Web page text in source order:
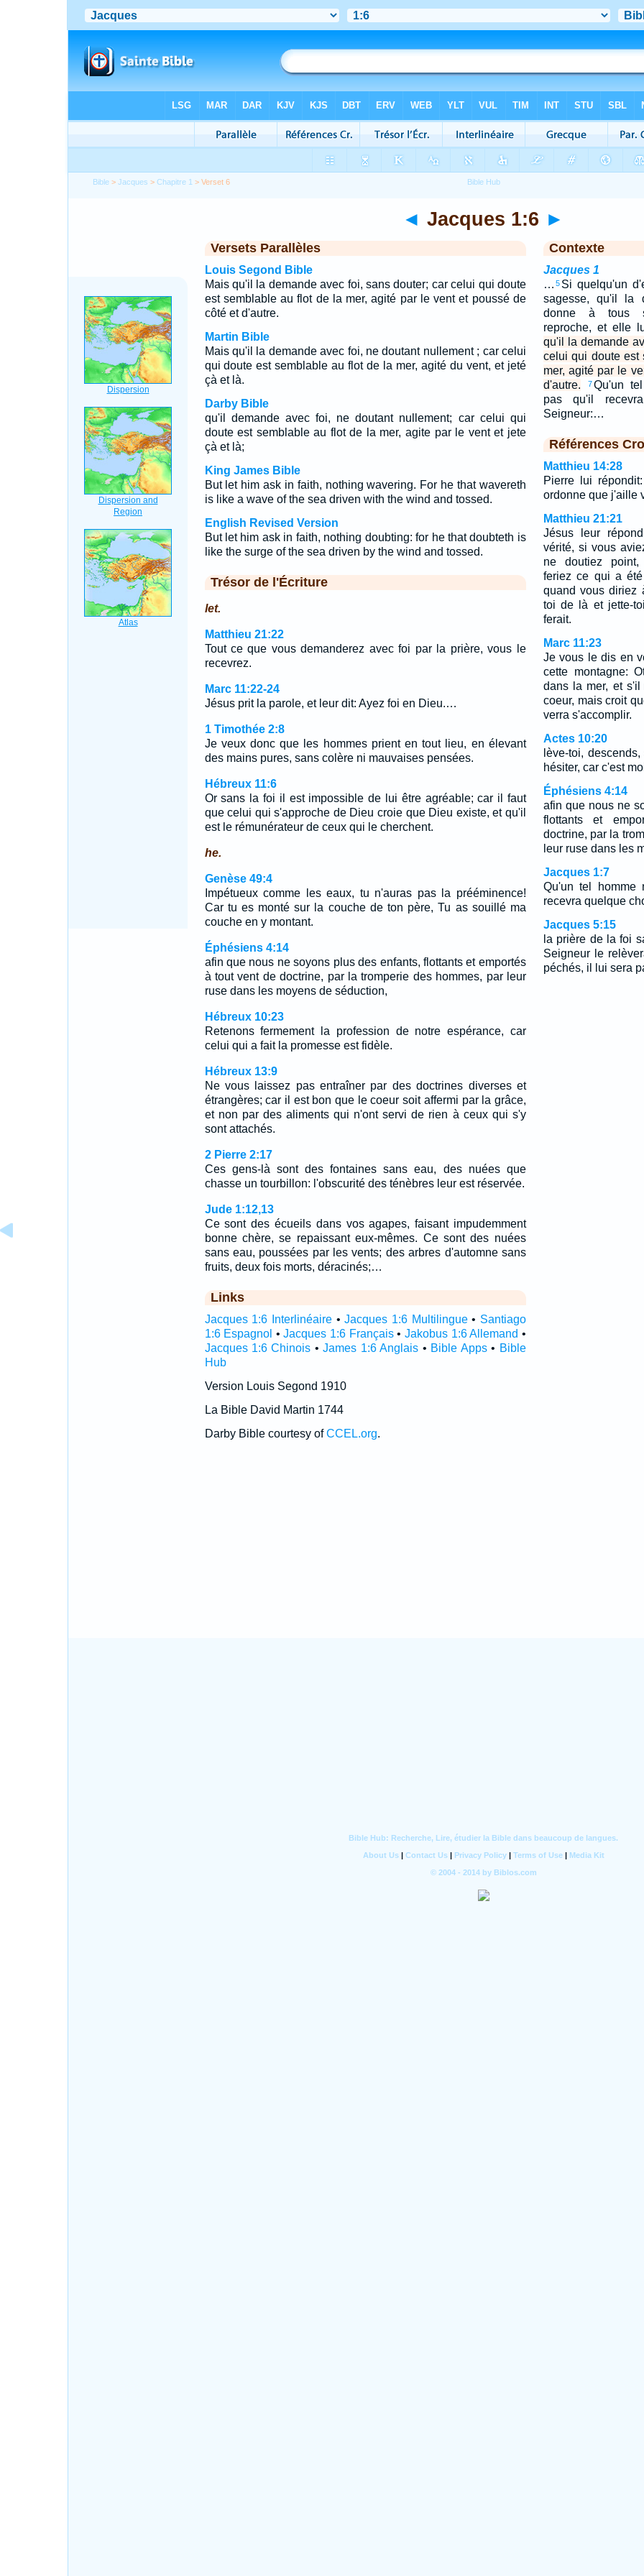
Bible >Jacques >Chapitre 1 > Verset 6
◄ Jacques 1:6 ►
Versets Parallèles
Louis Segond Bible
Mais qu'il la demande avec foi, sans douter; car celui qui doute
est semblable au flot de la mer, agité par le vent et poussé de
côté et d'autre.
Martin Bible
Mais qu'il la demande avec foi, ne doutant nullement ; car celui
qui doute est semblable au flot de la mer, agité du vent, et jeté
çà et là.
Darby Bible
qu'il demande avec foi, ne doutant nullement; car celui qui
doute est semblable au flot de la mer, agite par le vent et jete
çà et là;
King James Bible
But let him ask in faith, nothing wavering. For he that wavereth
is like a wave of the sea driven with the wind and tossed.
English Revised Version
But let him ask in faith, nothing doubting: for he that doubteth is
like the surge of the sea driven by the wind and tossed.
Trésor de l'Écriture
let.
Matthieu 21:22
Tout ce que vous demanderez avec foi par la prière, vous le
recevrez.
Marc 11:22-24
Jésus prit la parole, et leur dit: Ayez foi en Dieu.…
1 Timothée 2:8
Je veux donc que les hommes prient en tout lieu, en élevant
des mains pures, sans colère ni mauvaises pensées.
Hébreux 11:6
Or sans la foi il est impossible de lui être agréable; car il faut
que celui qui s'approche de Dieu croie que Dieu existe, et qu'il
est le rémunérateur de ceux qui le cherchent.
he.
Genèse 49:4
Impétueux comme les eaux, tu n'auras pas la prééminence!
Car tu es monté sur la couche de ton père, Tu as souillé ma
couche en y montant.
Éphésiens 4:14
afin que nous ne soyons plus des enfants, flottants et emportés
à tout vent de doctrine, par la tromperie des hommes, par leur
ruse dans les moyens de séduction,
Hébreux 10:23
Retenons fermement la profession de notre espérance, car
celui qui a fait la promesse est fidèle.
Hébreux 13:9
Ne vous laissez pas entraîner par des doctrines diverses et
étrangères; car il est bon que le coeur soit affermi par la grâce,
et non par des aliments qui n'ont servi de rien à ceux qui s'y
sont attachés.
2 Pierre 2:17
Ces gens-là sont des fontaines sans eau, des nuées que
chasse un tourbillon: l'obscurité des ténèbres leur est réservée.
Jude 1:12,13
Ce sont des écueils dans vos agapes, faisant impudemment
bonne chère, se repaissant eux-mêmes. Ce sont des nuées
sans eau, poussées par les vents; des arbres d'automne sans
fruits, deux fois morts, déracinés;…
Links
Jacques 1:6 Interlinéaire•Jacques 1:6 Multilingue• Santiago
1:6 Espagnol •Jacques 1:6 Français• Jakobus 1:6 Allemand •
Jacques 1:6 Chinois •James 1:6 Anglais • Bible Apps• Bible
Hub
Version Louis Segond 1910
La Bible David Martin 1744
Darby Bible courtesy ofCCEL.org.
Contexte
Jacques 1
… 5 Si quelqu'un
sagesse, qu'il la
donne à tous
reproche, et elle
qu'il la demande
celui qui doute est
mer, agité par le
d'autre.
7Qu'un
pas qu'il
Seigneur:…
Références
Matthieu 14:28
Pierre lui
ordonne que j'aille
Matthieu 21:21
Jésus leur
vérité, si vous
ne doutiez
feriez ce qui a
quand vous diriez
toi de là et jette-
ferait.
Marc 11:23
Je vous le dis en
cette montagne:
dans la mer, et
coeur, mais croit
verra s'accomplir.
Actes 10:20
lève-toi,
hésiter, car c'est
Éphésiens 4:14
afin que nous ne
flottants et
doctrine, par la
leur ruse dans les
Jacques 1:7
Qu'un tel homme
recevra quelque
Jacques 5:15
la prière de la foi
Seigneur le
péchés, il lui sera